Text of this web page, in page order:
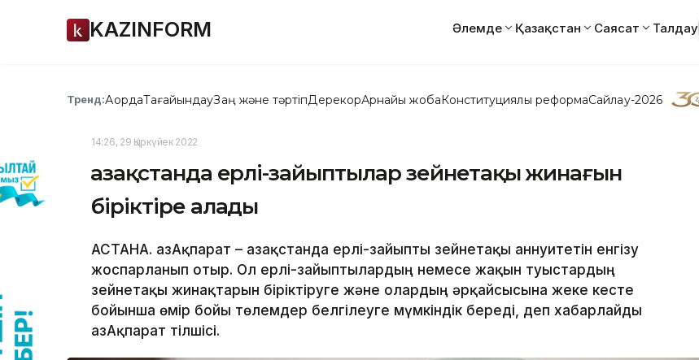
KAZINFORM Әлемде Қазақстан Саясат Талдау
Тренд:АқордаТағайындауЗаң және тәртіпДерекқорАрнайы жобаКонституциялық реформаСайлау-2026
14:26, 29 Қыркүйек 2022
Қазақстанда ерлі-зайыптылар зейнетақы жинағын
біріктіре алады
АСТАНА. ҚазАқпарат – Қазақстанда ерлі-зайыпты зейнетақы аннуитетін енгізу
жоспарланып отыр. Ол ерлі-зайыптылардың немесе жақын туыстардың
зейнетақы жинақтарын біріктіруге және олардың әрқайсысына жеке кесте
бойынша өмір бойы төлемдер белгілеуге мүмкіндік береді, деп хабарлайды
ҚазАқпарат тілшісі.